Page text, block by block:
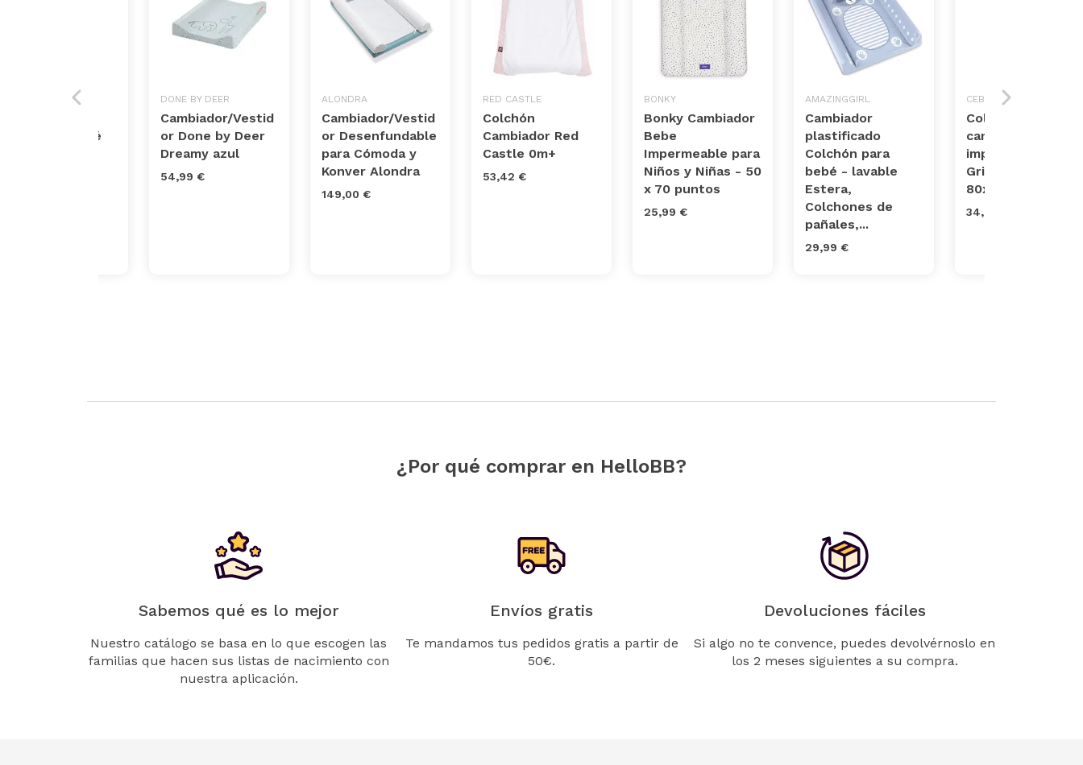
bebé
DONE BY DEER
Cambiador/Vestid
or Done by Deer
Dreamy azul
54,99 €
ALONDRA
Cambiador/Vestid
or Desenfundable
para Cómoda y
Konver Alondra
149,00 €
RED CASTLE
Colchón
Cambiador Red
Castle 0m+
53,42 €
BONKY
Bonky Cambiador
Bebe
Impermeable para
Niños y Niñas - 50
x 70 puntos
25,99 €
AMAZINGGIRL
Cambiador
plastificado
Colchón para
bebé - lavable
Estera,
Colchones de
pañales,...
29,99 €
CEBA BABY
Colchón
cambiador bebé
impermeable -
Gris Estrellas
80x50 cm
34,90 €
¿Por qué comprar en HelloBB?
Sabemos qué es lo mejor
Nuestro catálogo se basa en lo que escogen las
familias que hacen sus listas de nacimiento con
nuestra aplicación.
Envíos gratis
Te mandamos tus pedidos gratis a partir de
50€.
Devoluciones fáciles
Si algo no te convence, puedes devolvérnoslo en
los 2 meses siguientes a su compra.